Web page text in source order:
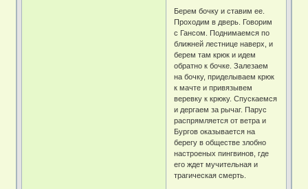
Берем бочку и ставим ее.
Проходим в дверь. Говорим
с Гансом. Поднимаемся по
ближней лестнице наверх, и
берем там крюк и идем
обратно к бочке. Залезаем
на бочку, приделываем крюк
к мачте и привязывем
веревку к крюку. Спускаемся
и дергаем за рычаг. Парус
распрямляется от ветра и
Бургов оказывается на
берегу в обществе злобно
настроеных пингвинов, где
его ждет мучительная и
трагическая смерть.